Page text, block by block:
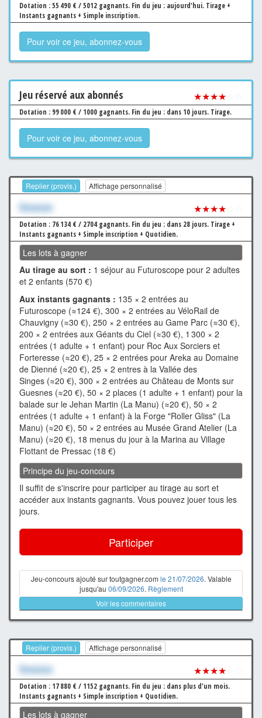
Dotation : 55 490 € / 5012 gagnants. Fin du jeu : aujourd'hui. Tirage +
Instants gagnants + Simple inscription.
Pour voir ce jeu, abonnez-vous
Jeu réservé aux abonnés ★★★★
Dotation : 99 000 € / 1000 gagnants. Fin du jeu : dans 10 jours. Tirage.
Pour voir ce jeu, abonnez-vous
Replier (provis.) Affichage personnalisé
Xxxxxxx ★★★★
Dotation : 76 134 € / 2704 gagnants. Fin du jeu : dans 28 jours. Tirage +
Instants gagnants + Simple inscription + Quotidien.
Les lots à gagner
Au tirage au sort : 1 séjour au Futuroscope pour 2 adultes
et 2 enfants (570 €)
Aux instants gagnants : 135 × 2 entrées au
Futuroscope (≈124 €), 300 × 2 entrées au VéloRail de
Chauvigny (≈30 €), 250 × 2 entrées au Game Parc (≈30 €),
200 × 2 entrées aux Géants du Ciel (≈30 €), 1 300 × 2
entrées (1 adulte + 1 enfant) pour Roc Aux Sorciers et
Forteresse (≈20 €), 25 × 2 entrées pour Areka au Domaine
de Dienné (≈20 €), 25 × 2 entres à la Vallée des
Singes (≈20 €), 300 × 2 entrées au Château de Monts sur
Guesnes (≈20 €), 50 × 2 places (1 adulte + 1 enfant) pour la
balade sur le Jehan Martin (La Manu) (≈20 €), 50 × 2
entrées (1 adulte + 1 enfant) à la Forge "Roller Gliss" (La
Manu) (≈20 €), 50 × 2 entrées au Musée Grand Atelier (La
Manu) (≈20 €), 18 menus du jour à la Marina au Village
Flottant de Pressac (18 €)
Principe du jeu-concours
Il suffit de s'inscrire pour participer au tirage au sort et
accéder aux instants gagnants. Vous pouvez jouer tous les
jours.
Participer
Jeu-concours ajouté sur toutgagner.com le 21/07/2026. Valable
jusqu'au 06/09/2026. Règlement
Voir les commentaires
Replier (provis.) Affichage personnalisé
Xxxxxxx ★★★★
Dotation : 17 880 € / 1152 gagnants. Fin du jeu : dans plus d'un mois.
Instants gagnants + Simple inscription + Quotidien.
Les lots à gagner